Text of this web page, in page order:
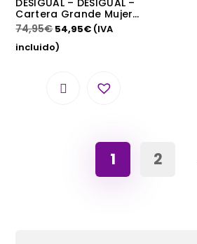
Cartera Grande Mujer
Rhapsody LOVE YOURSELF
Marrón 19 cm
74,95€54,95€ (IVA
incluido)
1 2